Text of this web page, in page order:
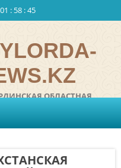
01 : 58 :46
ОБЛАСТНАЯ